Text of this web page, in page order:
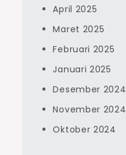
April 2025
Maret 2025
Februari 2025
Januari 2025
Desember 2024
November 2024
Oktober 2024